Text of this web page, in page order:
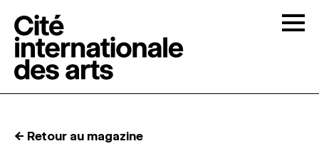
← Retour au magazine